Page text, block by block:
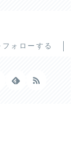
ォローする